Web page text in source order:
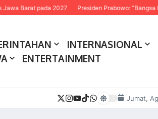
pada 2027 Presiden Prabowo: “Bangsa Maju
INTERNASIONAL
ENTERTAINMENT
Jumat,